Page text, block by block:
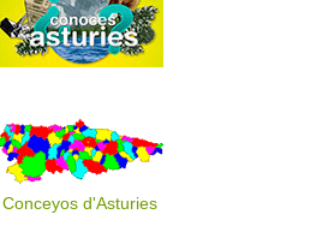
Conceyos d'Asturies